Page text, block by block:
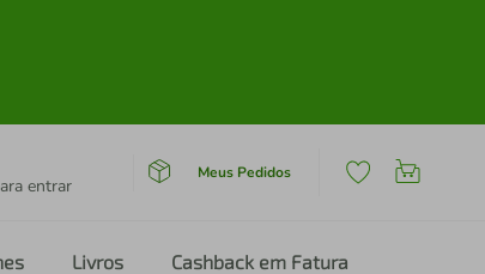
entrar
Meus Pedidos
Livros Cashback em Fatura